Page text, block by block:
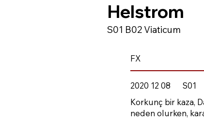
Helstrom
S01 B02 Viaticum
FX
2020 12 08 S01
Korkunç bir kaza,
neden olurken,